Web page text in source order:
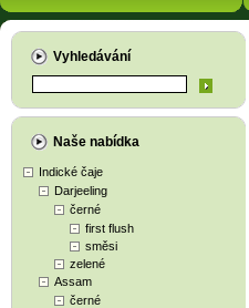
Vyhledávání
Naše nabídka
Indické čaje
Darjeeling
černé
first flush
směsi
zelené
Assam
černé